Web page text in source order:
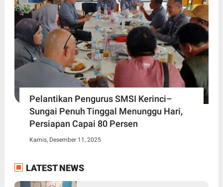
Pelantikan Pengurus SMSI Kerinci–
Sungai Penuh Tinggal Menunggu Hari,
Persiapan Capai 80 Persen
Kamis, Desember 11, 2025
LATEST NEWS